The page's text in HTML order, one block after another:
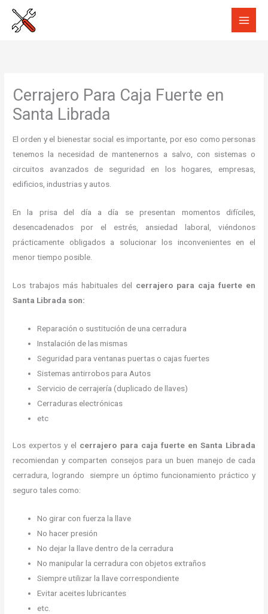
Cerrajero Para Caja Fuerte en
Santa Librada
El orden y el bienestar social es importante, por eso como personas
tenemos la necesidad de mantenernos a salvo, con sistemas o
circuitos avanzados de seguridad en los hogares, empresas,
edificios, industrias y autos.
En la prisa del día a día se presentan momentos difíciles,
desencadenados por el estrés, ansiedad laboral, viéndonos
prácticamente obligados a solucionar los inconvenientes en el
menor tiempo posible.
Los trabajos más habituales del cerrajero para caja fuerte en
Santa Librada son:
Reparación o sustitución de una cerradura
Instalación de las mismas
Seguridad para ventanas puertas o cajas fuertes
Sistemas antirrobos para Autos
Servicio de cerrajería (duplicado de llaves)
Cerraduras electrónicas
etc
Los expertos y el cerrajero para caja fuerte en Santa Librada
recomiendan y comparten consejos para un buen manejo de cada
cerradura, logrando siempre un óptimo funcionamiento práctico y
seguro tales como:
No girar con fuerza la llave
No hacer presión
No dejar la llave dentro de la cerradura
No manipular la cerradura con objetos extraños
Siempre utilizar la llave correspondiente
Evitar aceites lubricantes
etc.